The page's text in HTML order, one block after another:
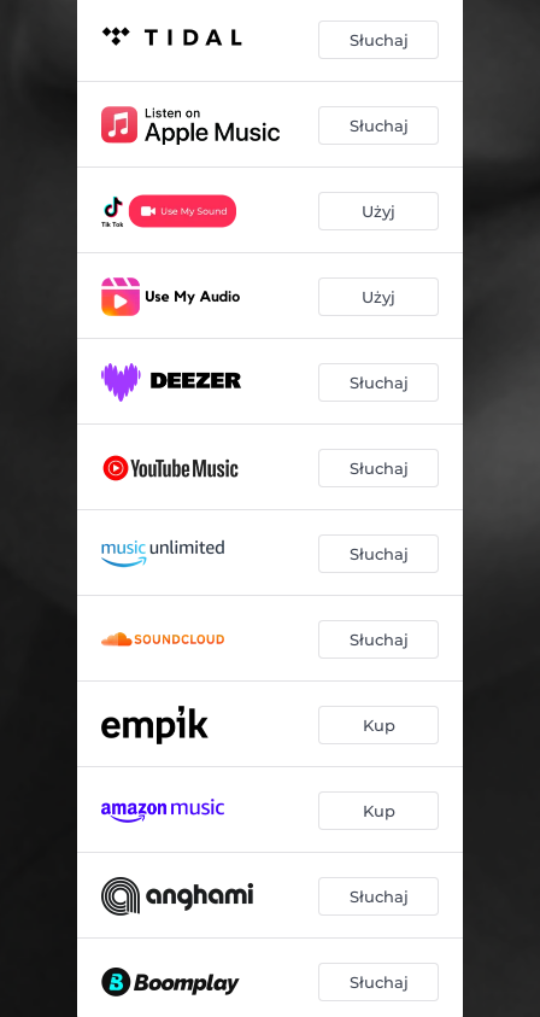
Słuchaj
Słuchaj
Użyj
Użyj
Słuchaj
Słuchaj
Słuchaj
Słuchaj
Kup
Kup
Słuchaj
Słuchaj